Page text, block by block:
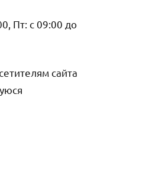
Пт: с 09:00 до
сайта